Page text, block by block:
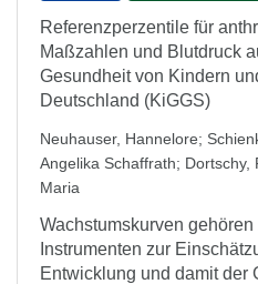
Referenzperzentile für
Maßzahlen und Blutdruck
Gesundheit von Kindern
Deutschland (KiGGS)
Neuhauser, Hannelore;
Angelika Schaffrath; Dortschy,
Maria
Wachstumskurven
Instrumenten zur
Entwicklung und damit der